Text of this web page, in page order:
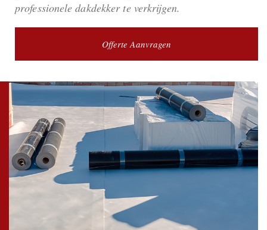
professionele dakdekker te verkrijgen.
Offerte Aanvragen